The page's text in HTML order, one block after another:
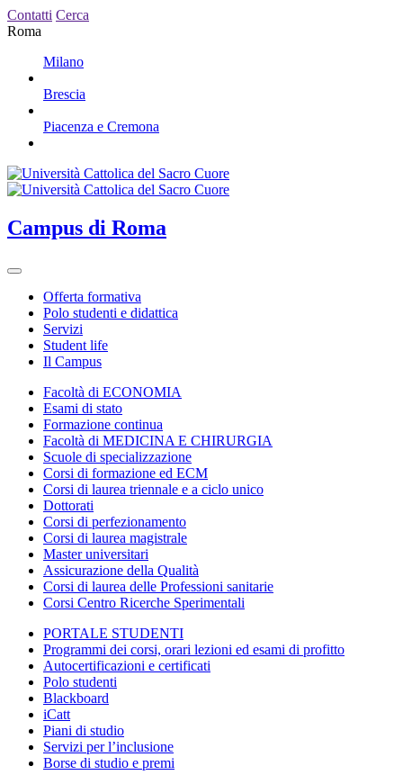
Contatti Cerca
Roma
Milano
Brescia
Piacenza e Cremona
Campus di Roma
Offerta formativa
Polo studenti e didattica
Servizi
Student life
Il Campus
Facoltà di ECONOMIA
Esami di stato
Formazione continua
Facoltà di MEDICINA E CHIRURGIA
Scuole di specializzazione
Corsi di formazione ed ECM
Corsi di laurea triennale e a ciclo unico
Dottorati
Corsi di perfezionamento
Corsi di laurea magistrale
Master universitari
Assicurazione della Qualità
Corsi di laurea delle Professioni sanitarie
Corsi Centro Ricerche Sperimentali
PORTALE STUDENTI
Programmi dei corsi, orari lezioni ed esami di profitto
Autocertificazioni e certificati
Polo studenti
Blackboard
iCatt
Piani di studio
Servizi per l’inclusione
Borse di studio e premi